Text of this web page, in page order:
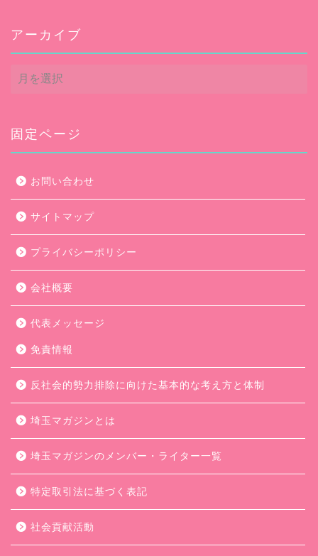
アーカイブ
ア
ー
ブ
固定ページ
お問い合わせ
サイトマップ
プライバシーポリシー
会社概要
代表メッセージ
免責情報
反社会的勢力排除に向けた基本的な考え方と体制
埼玉マガジンとは
埼玉マガジンのメンバー・ライター一覧
特定取引法に基づく表記
社会貢献活動